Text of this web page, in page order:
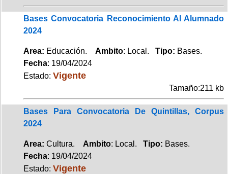
Bases Convocatoria Reconocimiento Al Alumnado
2024
Area: Educación. Ambito: Local. Tipo: Bases.
Fecha: 19/04/2024
Estado: Vigente
Tamaño:211 kb
Bases Para Convocatoria De Quintillas, Corpus
2024
Area: Cultura. Ambito: Local. Tipo: Bases.
Fecha: 19/04/2024
Estado: Vigente